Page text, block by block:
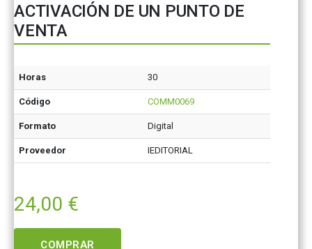
ACTIVACIÓN DE UN PUNTO DE
VENTA
Horas 30
Código COMM0069
Formato Digital
Proveedor IEDITORIAL
24,00 €
COMPRAR